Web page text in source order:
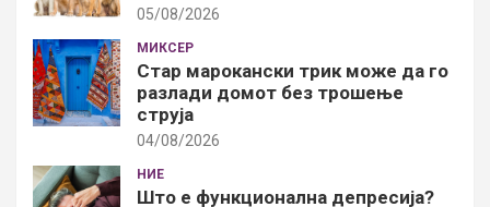
05/08/2026
МИКСЕР
Стар марокански трик може да го
разлади домот без трошење
струја
04/08/2026
НИЕ
Што е функционална депресија?